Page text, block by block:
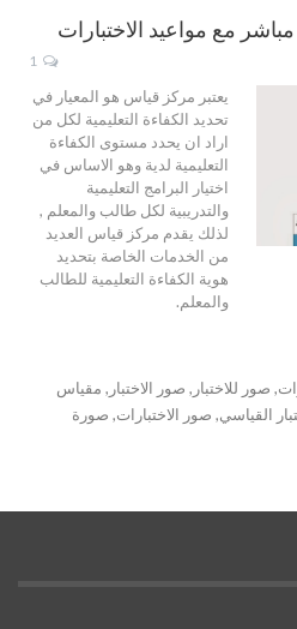
يعتبر مركز قياس هو المعيار في
تحديد الكفاءة التعليمية لكل من
اراد ان يحدد مستوى الكفاءة
التعليمية لدية وهو الاساس في
اختيار البرامج التعليمية
والتدريبية لكل طالب والمعلم ,
لذلك يقدم مركز قياس العديد
من الخدمات الخاصة بتحديد
هوية الكفاءة التعليمية للطالب
والمعلم.
صور للاختبار, صور الاختبار, مقياس
القياسي, صور اﻻختبارات, صورة